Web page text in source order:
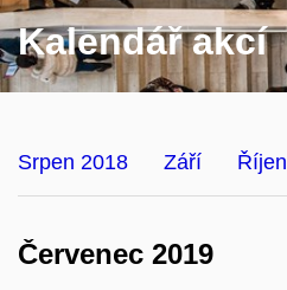
Kalendář akcí
Srpen 2018 Září Říjen
Červenec 2019